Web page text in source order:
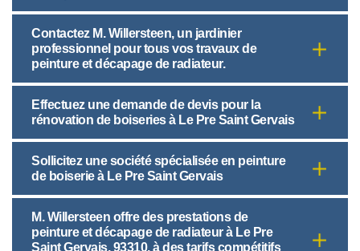
Contactez M. Willersteen, un jardinier
professionnel pour tous vos travaux de
peinture et décapage de radiateur.
Effectuez une demande de devis pour la
rénovation de boiseries à Le Pre Saint Gervais
Sollicitez une société spécialisée en peinture
de boiserie à Le Pre Saint Gervais
M. Willersteen offre des prestations de
peinture et décapage de radiateur à Le Pre
Saint Gervais, 93310, à des tarifs compétitifs